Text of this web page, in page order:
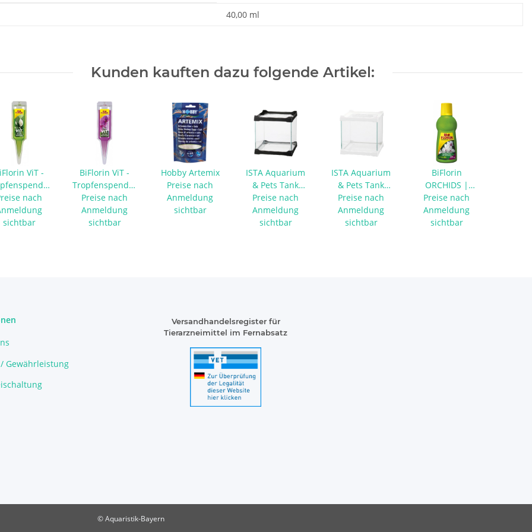
40,00 ml
Kunden kauften dazu folgende Artikel:
ViT -
fürnach
sichtbar
BiFlorin ViT -
Tropfenspender
für Orchideen
Preise nach
Anmeldung
sichtbar
Hobby Artemix
Preise nach
Anmeldung
sichtbar
ISTA Aquarium
& Pets Tank
schwarz
Preise nach
Anmeldung
sichtbar
ISTA Aquarium
& Pets Tank
weiß
Preise nach
Anmeldung
sichtbar
BiFlorin
ORCHIDS |
Orchideendünger
Preise nach
Anmeldung
sichtbar
Gewährleistung
Versandhandelsregister für
Tierarzneimittel im Fernabsatz
© Aquaristik-Bayern